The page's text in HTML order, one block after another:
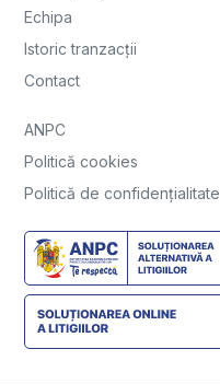
Echipa
Istoric tranzacții
Contact
ANPC
Politică cookies
Politică de confidențialitate